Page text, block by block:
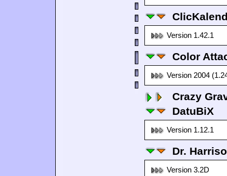
Version 1.42.1
Color
Version 2004
Crazy
DatuBiX
Version 1.12.1
Dr.
Version 3.2D